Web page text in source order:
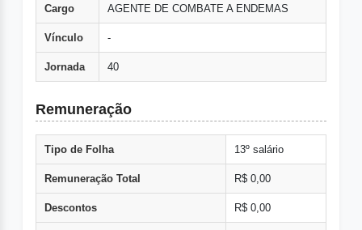
Cargo AGENTE DE COMBATE A ENDEMAS
Vínculo -
Jornada 40
Remuneração
Tipo de Folha 13º salário
Remuneração Total R$ 0,00
Descontos R$ 0,00